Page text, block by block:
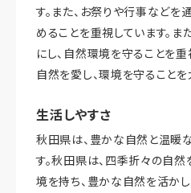
す。また、お祭りや行事などを
めることを重視しています。ま
にし、自然環境を守ることを重
自然を愛し、環境を守ることを
生活しやすさ
秋田県は、豊かな自然と温暖
す。秋田県は、四季折々の自
境を持ち、豊かな自然を活か